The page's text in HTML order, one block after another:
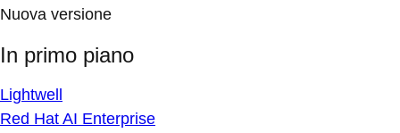
Nuova versione
In primo piano
Lightwell
Red Hat AI Enterprise